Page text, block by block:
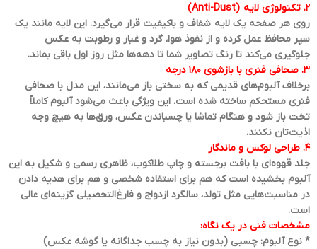
۲. تکنولوژی لایه (Anti-Dust)
روی هر صفحه یک لایه شفاف و باکیفیت قرار می‌گیرد. این لایه مانند یک
سپر محافظ عمل کرده و از نفوذ هوا، گرد و غبار و رطوبت به عکس
جلوگیری می‌کند تا رنگ تصاویر شما تا دهه‌ها مثل روز اول باقی بماند.
۳. صحافی فنری با بازشوی ۱۸۰ درجه
برخلاف آلبوم‌های قدیمی که به سختی باز می‌مانند، این مدل با صحافی
فنری مستحکم ساخته شده است. این ویژگی باعث می‌شود آلبوم کاملاً
تخت باز شود و هنگام تماشا یا چسباندن عکس، ورق‌ها به هیچ وجه
اذیت‌تان نکنند.
۴. طراحی لوکس و ماندگار
جلد قهوه‌ای با بافت برجسته و چاپ طلاکوب، ظاهری رسمی و شکیل به این
آلبوم بخشیده است که هم برای استفاده شخصی و هم برای هدیه دادن
در مناسبت‌هایی مثل تولد، سالگرد ازدواج و فارغ‌التحصیلی گزینه‌ای عالی
است.
مشخصات فنی در یک نگاه:
* نوع آلبوم: چسبی (بدون نیاز به چسب جداگانه یا گوشه عکس)